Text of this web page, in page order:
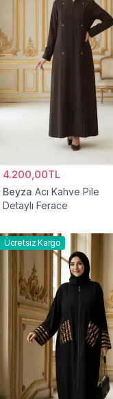
4.200,00TL
Beyza Acı Kahve Pile
Detaylı Ferace
Ücretsiz Kargo